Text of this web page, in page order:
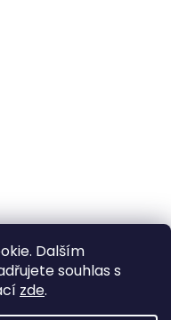
Dalším
souhlas s
zde.